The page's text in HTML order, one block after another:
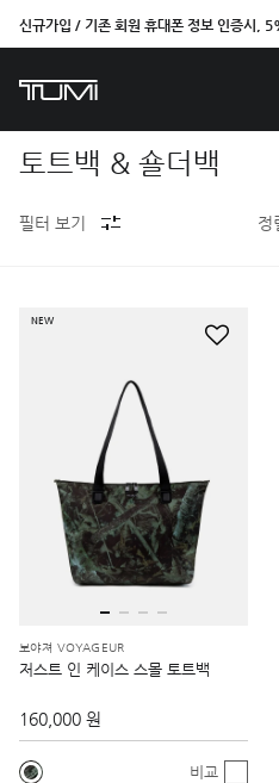
신규가입 / 기존 회원 휴대폰 정보 인증시,
토트백 & 숄더백
필터 보기 정
NEW
보야져 VOYAGEUR
저스트 인 케이스 스몰 토트백
160,000 원
비교